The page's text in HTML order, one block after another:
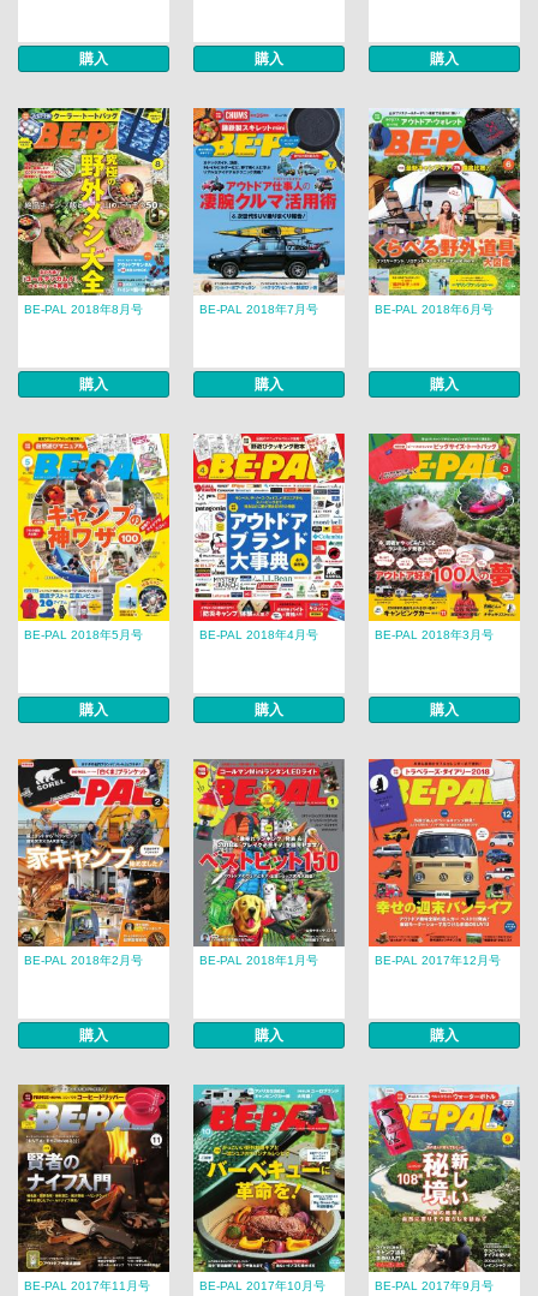
購入 購入 購入
BE-PAL 2018年8月号
購入
BE-PAL 2018年7月号
購入
BE-PAL 2018年6月号
購入
BE-PAL 2018年5月号
購入
BE-PAL 2018年4月号
購入
BE-PAL 2018年3月号
購入
BE-PAL 2018年2月号
購入
BE-PAL 2018年1月号
購入
BE-PAL 2017年12月号
購入
BE-PAL 2017年11月号 BE-PAL 2017年10月号 BE-PAL 2017年9月号